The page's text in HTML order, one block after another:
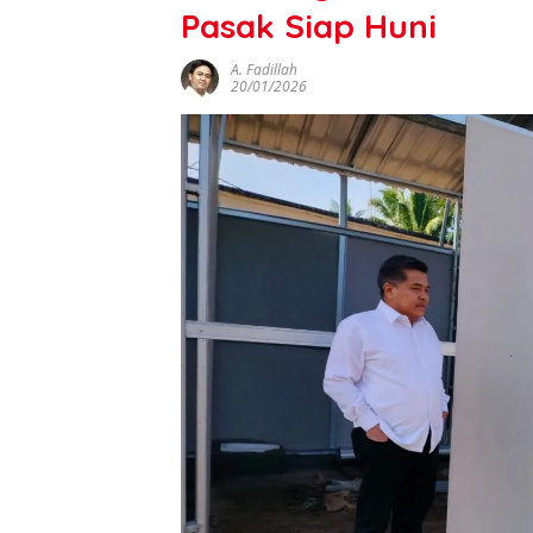
Pasak Siap Huni
A. Fadillah
20/01/2026